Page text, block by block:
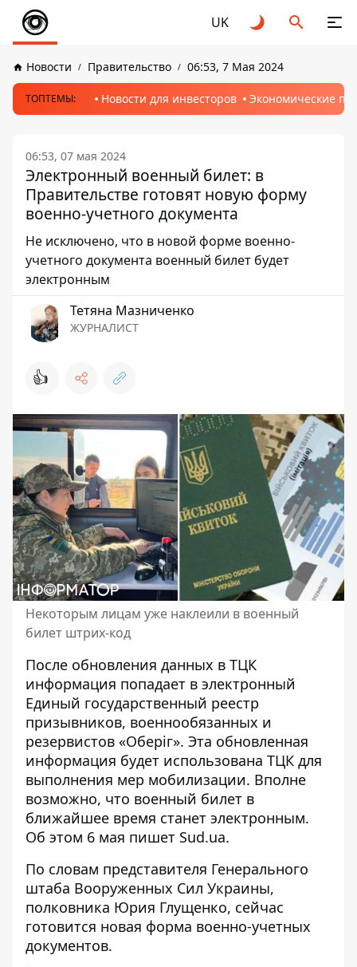
UK
Новости Правительство 06:53, 7 Мая 2024
ТОПТЕМЫ: Новости для инвесторов Экономические
06:53, 07 мая 2024
Электронный военный билет: в
Правительстве готовят новую форму
военно-учетного документа
Не исключено, что в новой форме военно-
учетного документа военный билет будет
электронным
Тетяна Мазниченко
ЖУРНАЛИСТ
👍
Некоторым лицам уже наклеили в военный
билет штрих-код
После обновления данных в ТЦК
информация попадает в электронный
Единый государственный реестр
призывников, военнообязанных и
резервистов «Оберіг». Эта обновленная
информация будет использована ТЦК для
выполнения мер мобилизации. Вполне
возможно, что военный билет в
ближайшее время станет электронным.
Об этом 6 мая пишет Sud.ua.
По словам представителя Генерального
штаба Вооруженных Сил Украины,
полковника Юрия Глущенко, сейчас
готовится новая форма военно-учетных
документов.